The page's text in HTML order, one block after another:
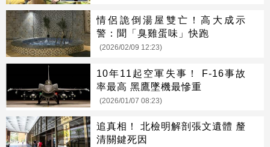
情侶詭倒湯屋雙亡！高大成示
警：聞「臭雞蛋味」快跑
(2026/02/09 12:23)
10年11起空軍失事！ F-16事故
率最高 黑鷹墜機最慘重
(2026/01/07 08:23)
追真相！ 北檢明解剖張文遺體 釐
清關鍵死因